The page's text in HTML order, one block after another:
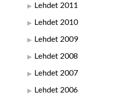
Lehdet 2011
Lehdet 2010
Lehdet 2009
Lehdet 2008
Lehdet 2007
Lehdet 2006